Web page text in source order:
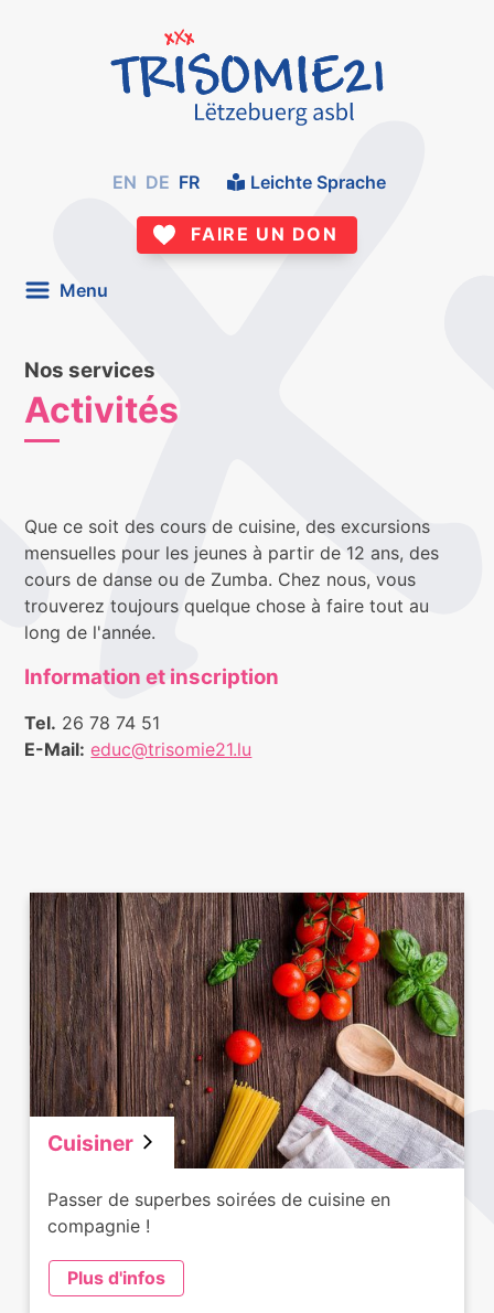
EN DE FR Leichte Sprache
FAIRE UN DON
Menu
Nos services
Activités
Que ce soit des cours de cuisine, des excursions
mensuelles pour les jeunes à partir de 12 ans, des
cours de danse ou de Zumba. Chez nous, vous
trouverez toujours quelque chose à faire tout au
long de l'année.
Information et inscription
Tel. 26 78 74 51
E-Mail: educ@trisomie21.lu
Cuisiner
Passer de superbes soirées de cuisine en
compagnie !
Plus d'infos